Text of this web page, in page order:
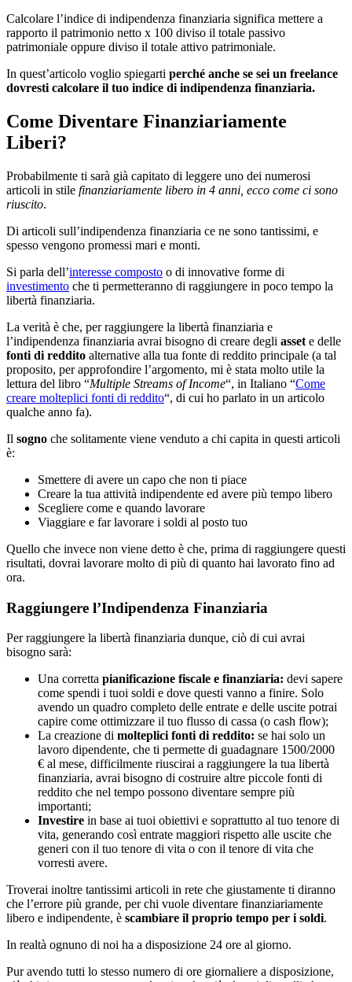
Calcolare l’indice di indipendenza finanziaria significa mettere a
rapporto il patrimonio netto x 100 diviso il totale passivo
patrimoniale oppure diviso il totale attivo patrimoniale.
In quest’articolo voglio spiegarti perché anche se sei un freelance
dovresti calcolare il tuo indice di indipendenza finanziaria.
Come Diventare Finanziariamente
Liberi?
Probabilmente ti sarà già capitato di leggere uno dei numerosi
articoli in stile finanziariamente libero in 4 anni, ecco come ci sono
riuscito.
Di articoli sull’indipendenza finanziaria ce ne sono tantissimi, e
spesso vengono promessi mari e monti.
Si parla dell’interesse composto o di innovative forme di
investimento che ti permetteranno di raggiungere in poco tempo la
libertà finanziaria.
La verità è che, per raggiungere la libertà finanziaria e
l’indipendenza finanziaria avrai bisogno di creare degli asset e delle
fonti di reddito alternative alla tua fonte di reddito principale (a tal
proposito, per approfondire l’argomento, mi è stata molto utile la
lettura del libro “Multiple Streams of Income“, in Italiano “Come
creare molteplici fonti di reddito“, di cui ho parlato in un articolo
qualche anno fa).
Il sogno che solitamente viene venduto a chi capita in questi articoli
è:
Smettere di avere un capo che non ti piace
Creare la tua attività indipendente ed avere più tempo libero
Scegliere come e quando lavorare
Viaggiare e far lavorare i soldi al posto tuo
Quello che invece non viene detto è che, prima di raggiungere questi
risultati, dovrai lavorare molto di più di quanto hai lavorato fino ad
ora.
Raggiungere l’Indipendenza Finanziaria
Per raggiungere la libertà finanziaria dunque, ciò di cui avrai
bisogno sarà:
Una corretta pianificazione fiscale e finanziaria: devi sapere
come spendi i tuoi soldi e dove questi vanno a finire. Solo
avendo un quadro completo delle entrate e delle uscite potrai
capire come ottimizzare il tuo flusso di cassa (o cash flow);
La creazione di molteplici fonti di reddito: se hai solo un
lavoro dipendente, che ti permette di guadagnare 1500/2000
€ al mese, difficilmente riuscirai a raggiungere la tua libertà
finanziaria, avrai bisogno di costruire altre piccole fonti di
reddito che nel tempo possono diventare sempre più
importanti;
Investire in base ai tuoi obiettivi e soprattutto al tuo tenore di
vita, generando così entrate maggiori rispetto alle uscite che
generi con il tuo tenore di vita o con il tenore di vita che
vorresti avere.
Troverai inoltre tantissimi articoli in rete che giustamente ti diranno
che l’errore più grande, per chi vuole diventare finanziariamente
libero e indipendente, è scambiare il proprio tempo per i soldi.
In realtà ognuno di noi ha a disposizione 24 ore al giorno.
Pur avendo tutti lo stesso numero di ore giornaliere a disposizione,